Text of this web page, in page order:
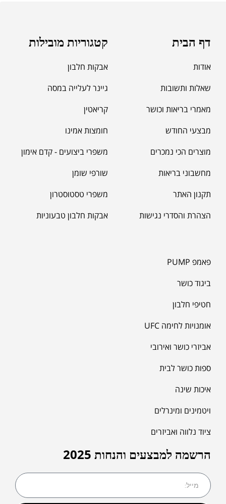
דף הבית
אודות
שאלות ותשובות
מאמרי בריאות וכושר
מבצעי החודש
מוצרים הכי נמכרים
מחשבוני בריאות
תקנון האתר
הצהרת והסדרי נגישות
קטגוריות מובילות
אבקות חלבון
גיינר לעלייה במסה
קריאטין
חומצות אמינו
משפרי ביצועים - קדם אימון
שורפי שומן
משפרי טסטוסטרון
אבקות חלבון טבעוניות
פאמפ PUMP
ביגוד כושר
חטיפי חלבון
אומנויות לחימה UFC
אביזרי כושר ואירובי
ספות כושר לבית
איכות שינה
ויטמינים ומינרלים
ציוד נלווה ואביזרים
הרשמה למבצעים והנחות 2025